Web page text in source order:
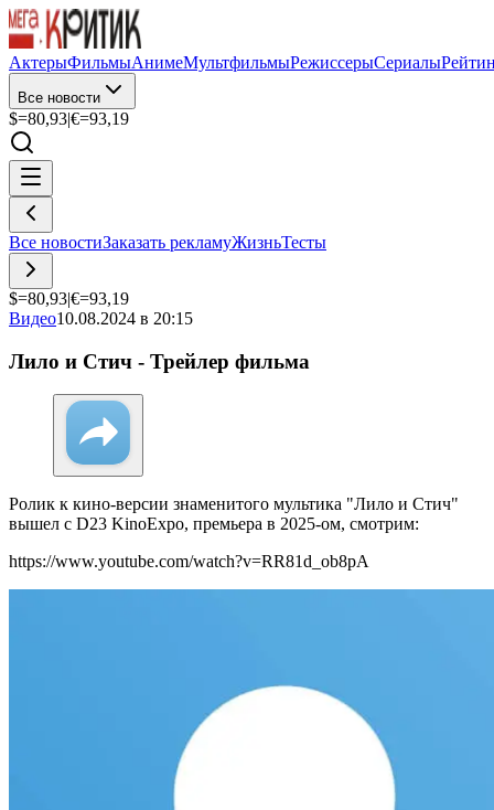
АктерыФильмыАнимеМультфильмыРежиссерыСериалы
Все новости
$=80,93|€=93,19
Все новостиЗаказать рекламуЖизньТесты
$=80,93|€=93,19
Видео10.08.2024 в 20:15
Лило и Стич - Трейлер фильма
Ролик к кино-версии знаменитого мультика "Лило и Стич"
вышел с D23 KinoExpo, премьера в 2025-ом, смотрим:
https://www.youtube.com/watch?v=RR81d_ob8pA